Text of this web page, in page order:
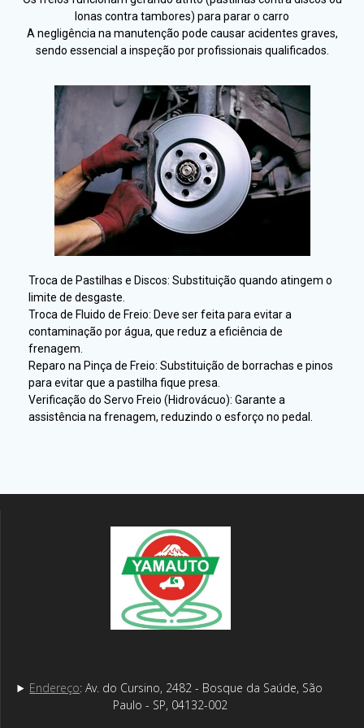
lonas contra tambores) para parar o carro
A negligência na manutenção pode causar acidentes graves,
sendo essencial a inspeção por profissionais qualificados.
Troca de Pastilhas e Discos: Substituição quando atingem o
limite de desgaste.
Troca de Fluido de Freio: Deve ser feita para evitar a
contaminação por água, que reduz a eficiência de
frenagem.
Reparo na Pinça de Freio: Substituição de borrachas e pinos
para evitar que a pastilha fique presa.
Verificação do Servo Freio (Hidrovácuo): Garante a
assistência na frenagem, reduzindo o esforço no pedal.
Endereço: Av. do Cursino, 2482 - Bosque da Saúde, São
Paulo - SP, 04132-002